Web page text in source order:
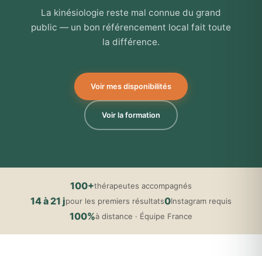
La kinésiologie reste mal connue du grand
public — un bon référencement local fait toute
la différence.
Voir mes disponibilités
Voir la formation
100+thérapeutes accompagnés
14 à 21 jpour les premiers résultats0Instagram requis
100%à distance · Équipe France